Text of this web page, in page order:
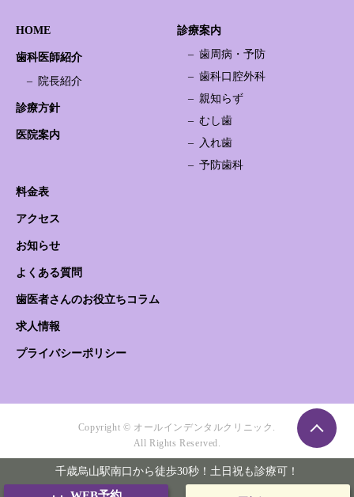
千歳烏山駅南口から徒歩30秒！土日祝も診療可！
HOME
歯科医師紹介
院長紹介
診療方針
医院案内
診療案内
歯周病・予防
歯科口腔外科
親知らず
むし歯
入れ歯
予防歯科
料金表
アクセス
お知らせ
よくある質問
歯医者さんのお役立ちコラム
求人情報
プライバシーポリシー
Copyright © オールインデンタルクリニック.
All Rights Reserved.